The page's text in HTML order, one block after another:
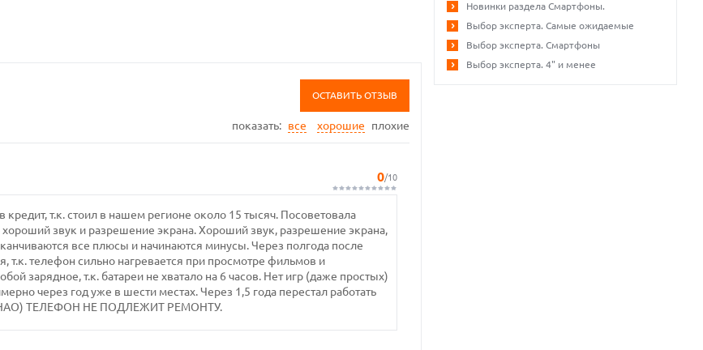
ОСТАВИТЬ ОТЗЫВ
показать: все хорошие плохие
0/10
кредит, т.к. стоил в нашем регионе около 15 тысяч. Посоветовала
хороший звук и разрешение экрана. Хороший звук, разрешение экрана,
все плюсы и начинаются минусы. Через полгода после
т.к. телефон сильно нагревается при просмотре фильмов и
зарядное, т.к. батареи не хватало на 6 часов. Нет игр (даже простых)
через год уже в шести местах. Через 1,5 года перестал работать
ТЕЛЕФОН НЕ ПОДЛЕЖИТ РЕМОНТУ.
Новинки раздела Смартфоны.
Выбор эксперта. Самые ожидаемые
Выбор эксперта. Смартфоны
Выбор эксперта. 4" и менее